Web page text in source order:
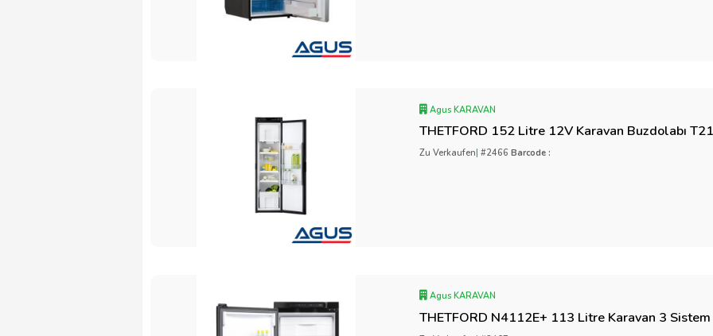
Agus KARAVAN
THETFORD 152 Litre 12V Karavan Buzdolabı
Zu Verkaufen| #2466Barcode :
Agus KARAVAN
THETFORD N4112E+ 113 Litre Karavan 3 Sistem